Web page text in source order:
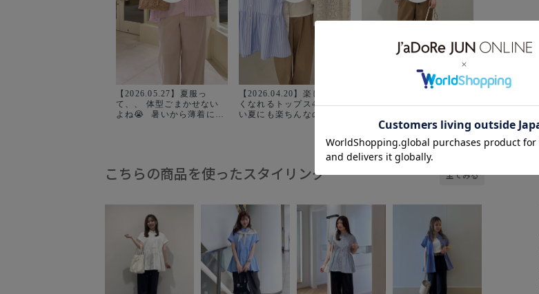
【2026.05.27】夏服っ
て、、 体型ごまかせない
よね😭 ⁡ 暑いから薄着にし
着痩せが簡単に叶うし、
サラサラな涼しい素材感だ
ね💕︎ ⁡ #ロペピクニック #夏
服 #体型カバー #ピンクシ
ャツ #ストライプシャツ
【2026.04.20】楽して可愛
くなれるトップス4選🌼 暑
い夏にも楽ちんなのにちゃ
イテムは4/24〜26の期間限
定 ポイントUPキャンペー
ン中のお買い物がおすすめ
ださいね🧸 . . . #春夏コー
ディネート #夏ブラウス #
大人カジュアルコーディネ
ート #カジュアルママコー
デ #パンツコーデ
Summer Outfits☀️ 一部セ
で推しコーデを組んでみた
いるので、涼しく快適に過
ごしちゃお〜👀 ⁡
#ropepicnic #夏コーデ #デ
ートコーデ #旅行コーデ #
powered by
こちらの商品を使ったスタイリング 全てみる